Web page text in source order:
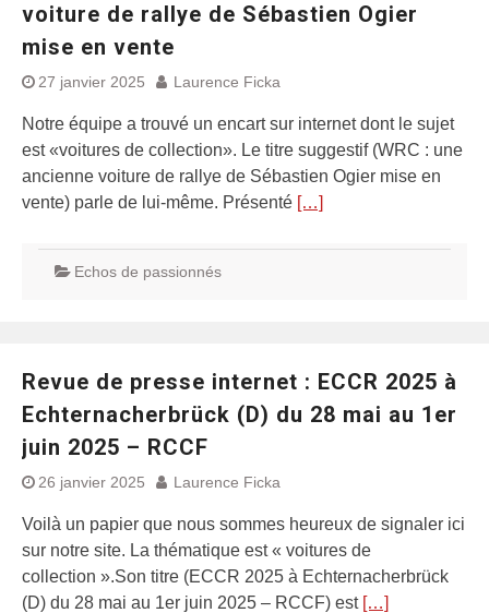
voiture de rallye de Sébastien Ogier
mise en vente
27 janvier 2025 Laurence Ficka
Notre équipe a trouvé un encart sur internet dont le sujet
est «voitures de collection». Le titre suggestif (WRC : une
ancienne voiture de rallye de Sébastien Ogier mise en
vente) parle de lui-même. Présenté […]
Echos de passionnés
Revue de presse internet : ECCR 2025 à
Echternacherbrück (D) du 28 mai au 1er
juin 2025 – RCCF
26 janvier 2025 Laurence Ficka
Voilà un papier que nous sommes heureux de signaler ici
sur notre site. La thématique est « voitures de
collection ».Son titre (ECCR 2025 à Echternacherbrück
(D) du 28 mai au 1er juin 2025 – RCCF) est […]